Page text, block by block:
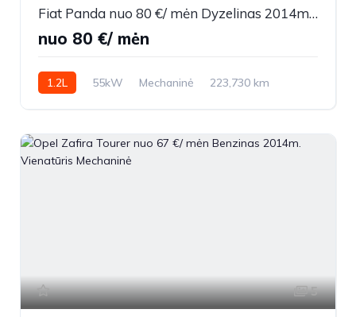
Fiat Panda nuo 80 €/ mėn Dyzelinas 2014m. Sedanas Mechaninė
nuo 80 €/ mėn
1.2L 55kW Mechaninė
223,730 km
5